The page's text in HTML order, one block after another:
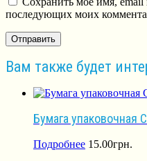
последующих моих
Вам также будет
Бумага
Подробнее 15.00грн.